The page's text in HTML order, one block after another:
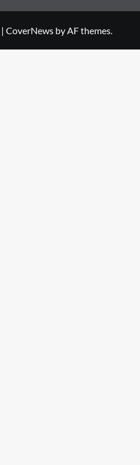
| CoverNews by AF themes.